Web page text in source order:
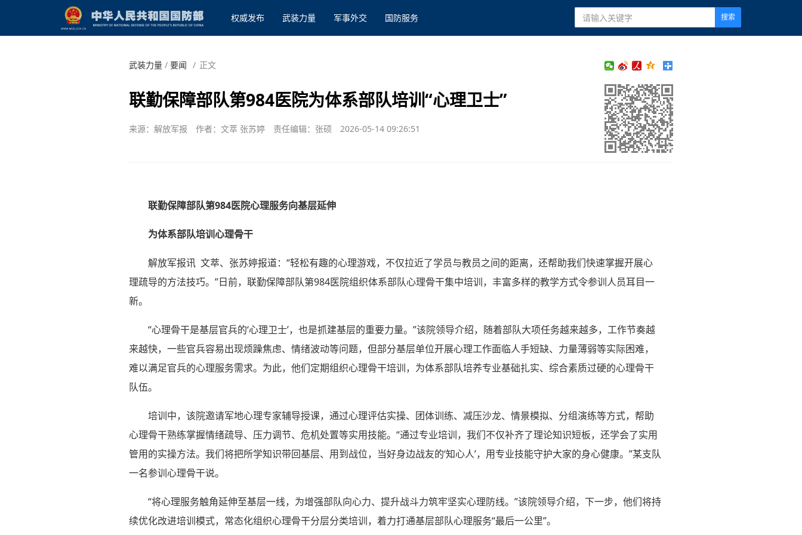
权威发布 武装力量 军事外交 国防服务 搜索
武装力量/ 要闻 / 正文
联勤保障部队第984医院为体系部队培训“心理卫士”
来源：解放军报 作者：文萃 张苏婷 责任编辑：张硕 2026-05-14 09:26:51
联勤保障部队第984医院心理服务向基层延伸
为体系部队培训心理骨干
解放军报讯 文萃、张苏婷报道：“轻松有趣的心理游戏，不仅拉近了学员与教员之间的距离，还帮助我们快速掌握开展心
理疏导的方法技巧。”日前，联勤保障部队第984医院组织体系部队心理骨干集中培训，丰富多样的教学方式令参训人员耳目一
新。
“心理骨干是基层官兵的‘心理卫士’，也是抓建基层的重要力量。”该院领导介绍，随着部队大项任务越来越多，工作节奏越
来越快，一些官兵容易出现烦躁焦虑、情绪波动等问题，但部分基层单位开展心理工作面临人手短缺、力量薄弱等实际困难，
难以满足官兵的心理服务需求。为此，他们定期组织心理骨干培训，为体系部队培养专业基础扎实、综合素质过硬的心理骨干
队伍。
培训中，该院邀请军地心理专家辅导授课，通过心理评估实操、团体训练、减压沙龙、情景模拟、分组演练等方式，帮助
心理骨干熟练掌握情绪疏导、压力调节、危机处置等实用技能。“通过专业培训，我们不仅补齐了理论知识短板，还学会了实用
管用的实操方法。我们将把所学知识带回基层、用到战位，当好身边战友的‘知心人’，用专业技能守护大家的身心健康。”某支队
一名参训心理骨干说。
“将心理服务触角延伸至基层一线，为增强部队向心力、提升战斗力筑牢坚实心理防线。”该院领导介绍，下一步，他们将持
续优化改进培训模式，常态化组织心理骨干分层分类培训，着力打通基层部队心理服务“最后一公里”。